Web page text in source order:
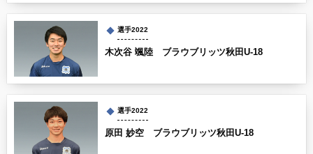
選手2022
木次谷 颯陸 ブラウブリッツ秋田U-18
選手2022
原田 妙空 ブラウブリッツ秋田U-18